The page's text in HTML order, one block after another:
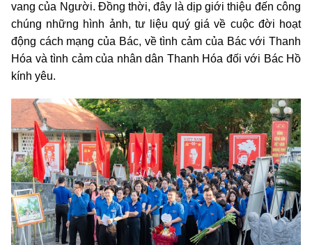
vang của Người. Đồng thời, đây là dịp giới thiệu đến công
chúng những hình ảnh, tư liệu quý giá về cuộc đời hoạt
động cách mạng của Bác, về tình cảm của Bác với Thanh
Hóa và tình cảm của nhân dân Thanh Hóa đối với Bác Hồ
kính yêu.